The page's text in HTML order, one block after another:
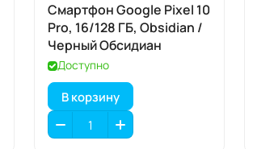
Смартфон Google Pixel 10
Pro, 16/128 ГБ, Obsidian /
Черный Обсидиан
Доступно
В корзину